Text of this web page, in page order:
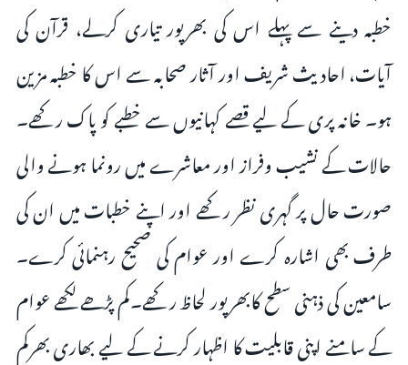
خطبہ دینے سے پہلے اس کی بھرپور تیاری کرلے، قرآن کی
آیات، احادیث شریف اور آثار صحابہ سے اس کا خطبہ مزین
ہو۔ خانہ پری کے لیے قصے کہانیوں سے خطبے کو پاک رکھے۔
حالات کے نشیب وفراز اور معاشرے میں رونما ہونے والی
صورت حال پر گہری نظر رکھے اور اپنے خطبات میں ان کی
طرف بھی اشارہ کرے اور عوام کی صحیح رہنمائی کرے۔
سامعین کی ذہنی سطح کابھرپور لحاظ رکھے۔کم پڑھے لکھے عوام
کے سامنے اپنی قابلیت کا اظہار کرنے کے لیے بھاری بھرکم